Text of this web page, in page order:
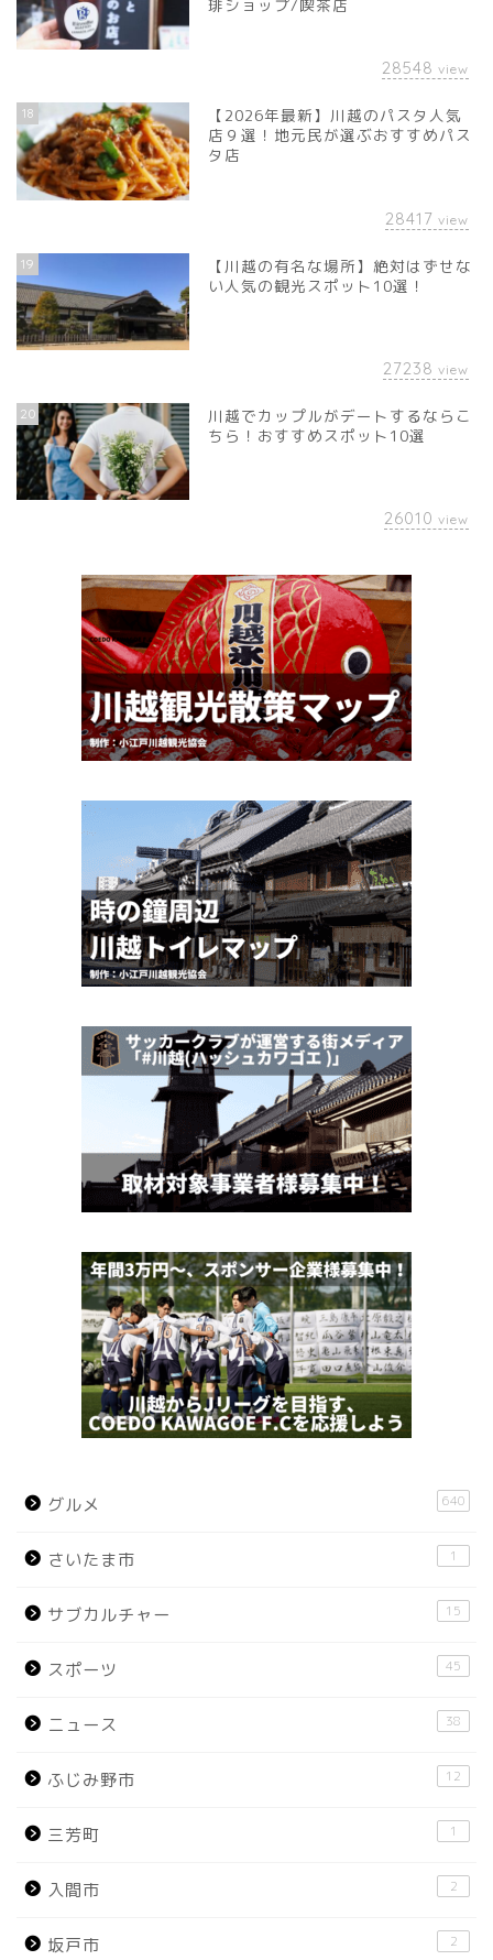
琲ショップ/喫茶店
28548 view
18
【2026年最新】川越のパスタ人気
店９選！地元民が選ぶおすすめパス
タ店
28417 view
19
【川越の有名な場所】絶対はずせな
い人気の観光スポット10選！
27238 view
20
川越でカップルがデートするならこ
ちら！おすすめスポット10選
26010 view
グルメ 640
さいたま市 1
サブカルチャー 15
スポーツ 45
ニュース 38
ふじみ野市 12
三芳町 1
入間市 2
坂戸市 2